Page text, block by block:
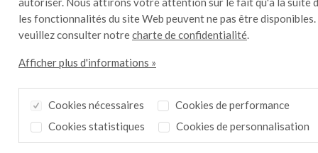
les fonctionnalités du site Web peuvent ne pas être
veuillez consulter notrecharte de confidentialité.
Afficher plus d'informations »
Cookies nécessaires
Cookies de performance
Cookies statistiques
Cookies de personnalisation